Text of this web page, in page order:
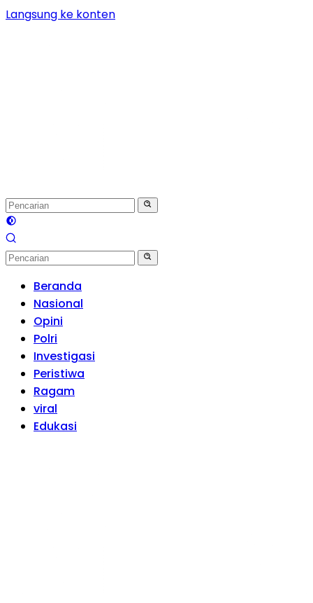
Langsung ke konten
Beranda
Nasional
Opini
Polri
Investigasi
Peristiwa
Ragam
viral
Edukasi